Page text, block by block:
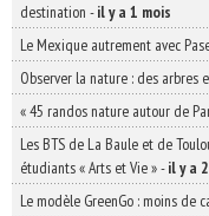
destination -il y a 1 mois
Le Mexique autrement avec
Observer la nature : des arbres
« 45 randos nature autour de
Les BTS de La Baule et de
étudiants « Arts et Vie »-il y a
Le modèle GreenGo : moins de